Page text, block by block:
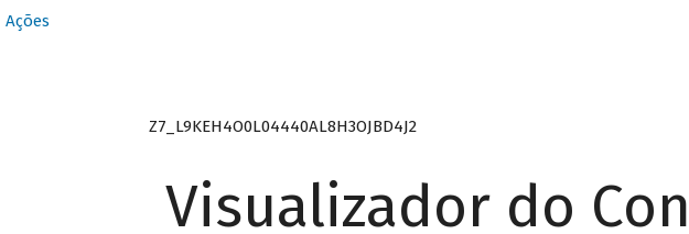
Ações
Z7_L9KEH4O0L04440AL8H3OJBD4J2
Visualizador do